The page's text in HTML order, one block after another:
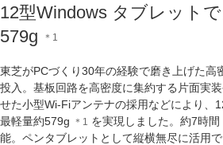
12型Windows タブレット
579g
＊1
東芝がPCづくり30年の経験で磨き上げた高
投入。基板回路を高密度に集約する片面実
せた小型Wi-Fiアンテナの採用などにより、
最軽量約579g ＊1 を実現しました。約7時間
能。ペンタブレットとして縦横無尽に活用で